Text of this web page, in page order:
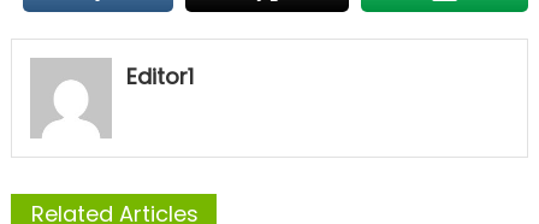
Editor1
Related Articles